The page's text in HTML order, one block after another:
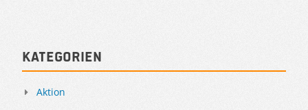
Kategorien
Aktion